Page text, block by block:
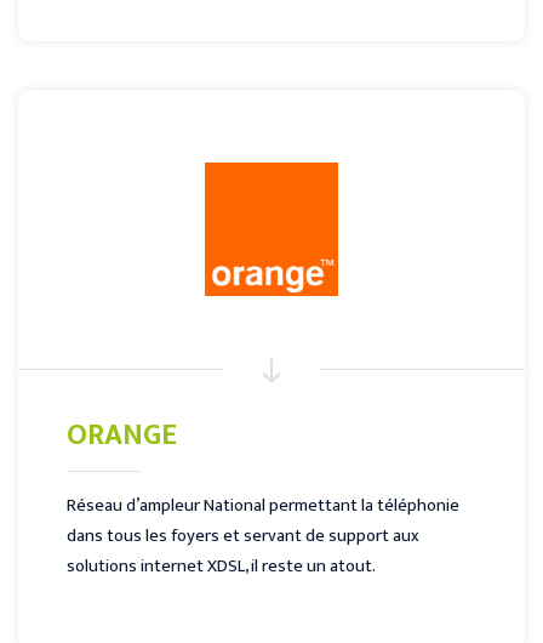
ORANGE
Réseau d’ampleur National permettant la téléphonie
dans tous les foyers et servant de support aux
solutions internet XDSL, il reste un atout.